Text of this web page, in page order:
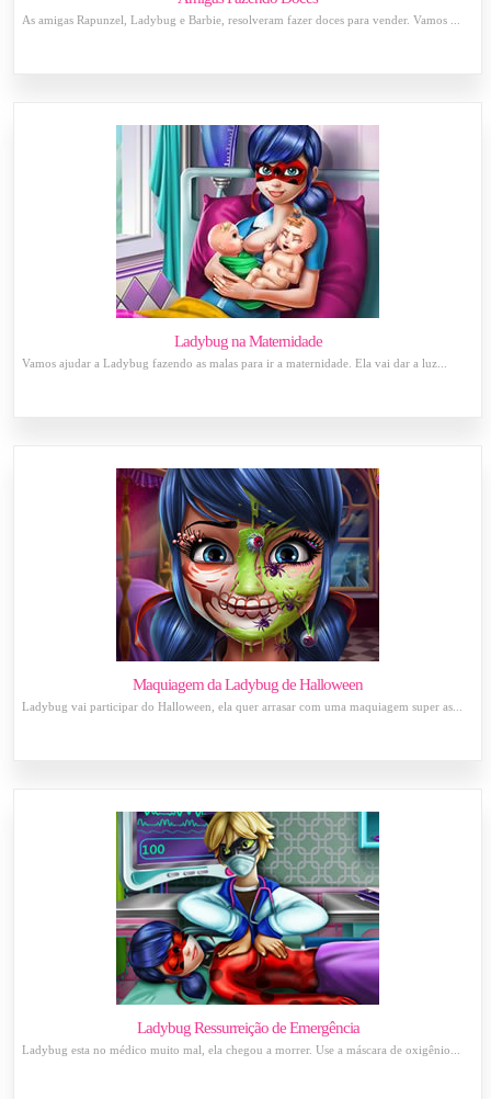
As amigas Rapunzel, Ladybug e Barbie, resolveram fazer doces para vender. Vamos ...
Ladybug na Maternidade
Vamos ajudar a Ladybug fazendo as malas para ir a maternidade. Ela vai dar a luz...
Maquiagem da Ladybug de Halloween
Ladybug vai participar do Halloween, ela quer arrasar com uma maquiagem super as...
Ladybug Ressurreição de Emergência
Ladybug esta no médico muito mal, ela chegou a morrer. Use a máscara de oxigênio...